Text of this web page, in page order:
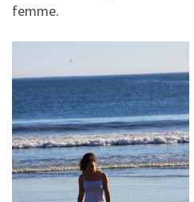
femme.